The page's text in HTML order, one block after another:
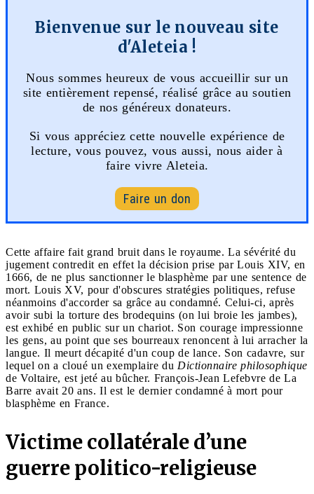
Bienvenue sur le nouveau site
d'Aleteia !
Nous sommes heureux de vous accueillir sur un
site entièrement repensé, réalisé grâce au soutien
de nos généreux donateurs.
Si vous appréciez cette nouvelle expérience de
lecture, vous pouvez, vous aussi, nous aider à
faire vivre Aleteia.
Faire un don
Cette affaire fait grand bruit dans le royaume. La sévérité du
jugement contredit en effet la décision prise par Louis XIV, en
1666, de ne plus sanctionner le blasphème par une sentence de
mort. Louis XV, pour d'obscures stratégies politiques, refuse
néanmoins d'accorder sa grâce au condamné. Celui-ci, après
avoir subi la torture des brodequins (on lui broie les jambes),
est exhibé en public sur un chariot. Son courage impressionne
les gens, au point que ses bourreaux renoncent à lui arracher la
langue. Il meurt décapité d'un coup de lance. Son cadavre, sur
lequel on a cloué un exemplaire du Dictionnaire philosophique
de Voltaire, est jeté au bûcher. François-Jean Lefebvre de La
Barre avait 20 ans. Il est le dernier condamné à mort pour
blasphème en France.
Victime collatérale d’une
guerre politico-religieuse